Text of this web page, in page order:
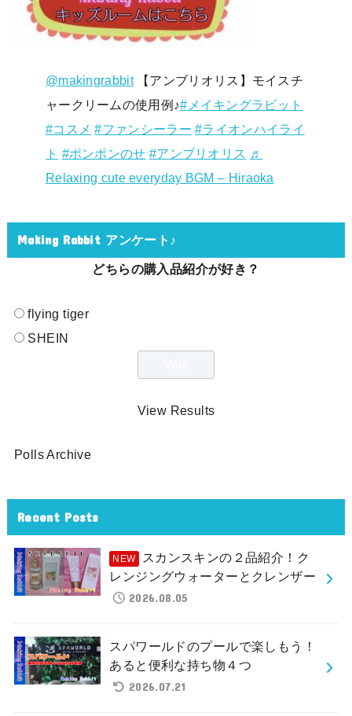
@makingrabbit【アンブリオリス】モイスチ
ャークリームの使用例♪#メイキングラビット
#コスメ #ファンシーラー #ライオンハイライ
ト #ポンポンのせ #アンブリオリス
♬
Relaxing cute everyday BGM – Hiraoka
Making Rabbit アンケート♪
どちらの購入品紹介が好き？
flying tiger
SHEIN
View Results
Polls Archive
Recent Posts
スカンスキンの２品紹介！ク
レンジングウォーターとクレンザー
2026.08.05
スパワールドのプールで楽しもう！
あると便利な持ち物４つ
2026.07.21